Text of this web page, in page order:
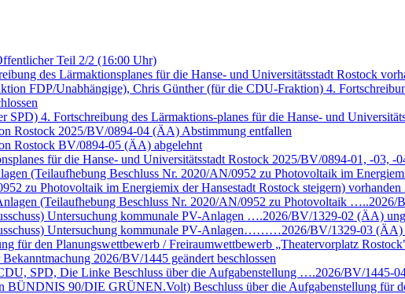
Teil 2/2 (16:00 Uhr)
des Lärmaktionsplanes für die Hanse- und Universitätsstadt Rostock
FDP/Unabhängige), Chris Günther (für die CDU-Fraktion) 4.
SPD) 4. Fortschreibung des Lärmaktions-planes für die Hanse- und
Rostock 2025/BV/0894-04 (ÄA) Abstimmung entfallen
Rostock BV/0894-05 (ÄA) abgelehnt
für die Hanse- und Universitätsstadt Rostock 2025/BV/0894-01, -03,
(Teilaufhebung Beschluss Nr. 2020/AN/0952 zu Photovoltaik im
zu Photovoltaik im Energiemix der Hansestadt Rostock steigern)
(Teilaufhebung Beschluss Nr. 2020/AN/0952 zu Photovoltaik …..2026/
Untersuchung kommunale PV-Anlagen ….2026/BV/1329-02 (ÄA)
Untersuchung kommunale PV-Anlagen………2026/BV/1329-03 (ÄA)
für den Planungswettbewerb / Freiraumwettbewerb „Theatervorplatz
2026/BV/1445 geändert beschlossen
SPD, Die Linke Beschluss über die Aufgabenstellung ….2026/BV/1445-
BÜNDNIS 90/DIE GRÜNEN.Volt) Beschluss über die Aufgabenstellung